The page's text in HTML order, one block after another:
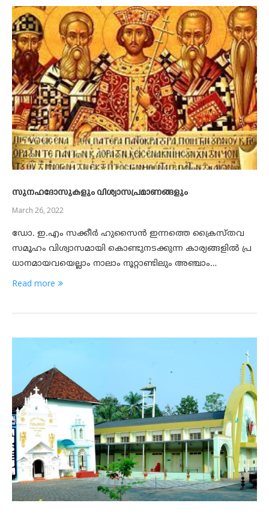
സുനഹദോസുകളും വിശ്വാസപ്രമാണങ്ങളും
March 26, 2022
ഡോ. ഇ.എം സക്കീര്‍ ഹുസൈന്‍ ഇന്നത്തെ ക്രൈസ്തവ
സമൂഹം വിശ്വാസമായി കൊണ്ടുനടക്കുന്ന കാര്യങ്ങളില്‍ പ്ര
ധാനമായവയെല്ലാം നാലാം നൂറ്റാണ്ടിലും അഞ്ചാം…
Read more